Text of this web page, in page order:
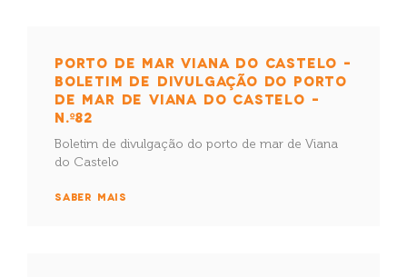
PORTO DE MAR VIANA DO CASTELO –
BOLETIM DE DIVULGAÇÃO DO PORTO
DE MAR DE VIANA DO CASTELO –
N.º82
Boletim de divulgação do porto de mar de Viana
do Castelo
SABER MAIS